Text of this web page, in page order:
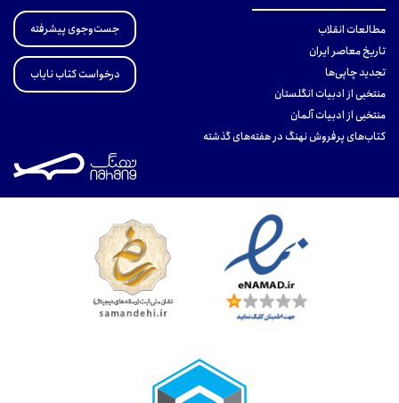
مطالعات انقلاب
تاریخ معاصر ایران
تجدید چاپی‌ها
منتخبی از ادبیات انگلستان
منتخبی از ادبیات آلمان
کتاب‌های پرفروش نهنگ در هفته‌های گذشته
جست‌وجوی پیشرفته
درخواست کتاب نایاب